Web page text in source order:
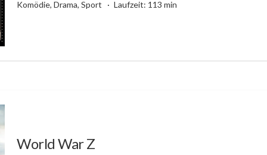
Komödie, Drama, Sport Laufzeit: 113 min
World War Z